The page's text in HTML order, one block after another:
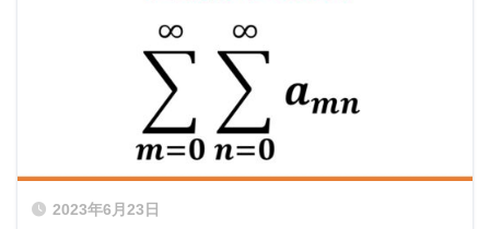
2023年6月23日